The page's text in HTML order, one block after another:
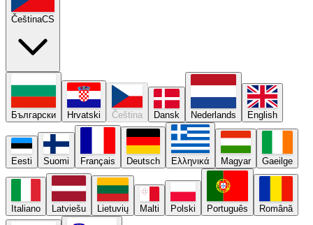
ČeštinaCS
Български Hrvatski Čeština Dansk Nederlands English
Eesti Suomi Français Deutsch Ελληνικά Magyar Gaeilge
Italiano Latviešu Lietuvių Malti Polski Português Română